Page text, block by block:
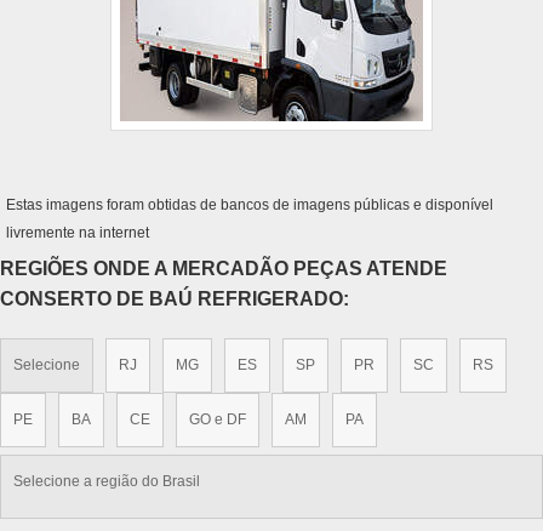
Estas imagens foram obtidas de bancos de imagens públicas e disponível
livremente na internet
REGIÕES ONDE A MERCADÃO PEÇAS ATENDE
CONSERTO DE BAÚ REFRIGERADO:
Selecione RJ MG ES SP PR SC RS
PE BA CE GO e DF AM PA
Selecione a região do Brasil